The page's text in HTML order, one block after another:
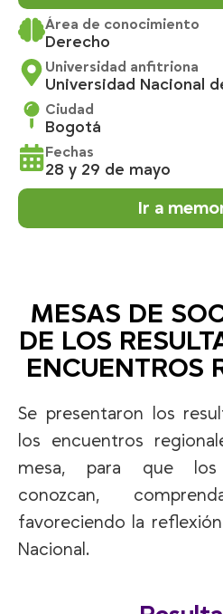
Ir a
Área de conocimiento
Derecho
Universidad anfitriona
Universidad Nacional
Ciudad
Bogotá
Fechas
28 y 29 de mayo
MESAS DE
DE LOS
ENCUENTROS
Se presentaron los
los encuentros
mesa, para que los
conozcan,
favoreciendo la
Nacional.